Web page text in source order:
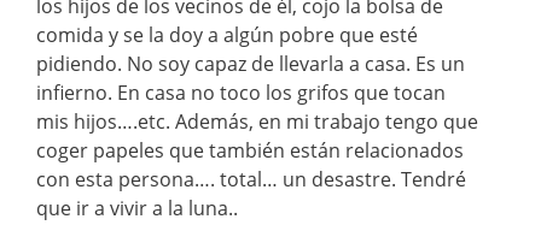
los hijos de los vecinos de él, cojo la bolsa de
comida y se la doy a algún pobre que esté
pidiendo. No soy capaz de llevarla a casa. Es un
infierno. En casa no toco los grifos que tocan
mis hijos….etc. Además, en mi trabajo tengo que
coger papeles que también están relacionados
con esta persona…. total… un desastre. Tendré
que ir a vivir a la luna..